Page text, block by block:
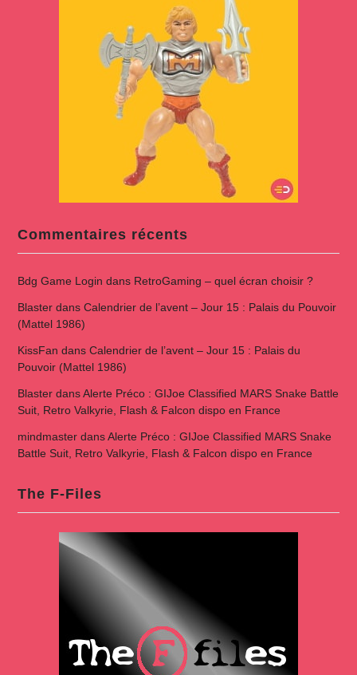
Commentaires récents
Bdg Game Login dans RetroGaming – quel écran choisir ?
Blasterdans Calendrier de l’avent – Jour 15 : Palais du Pouvoir
(Mattel 1986)
KissFan dans Calendrier de l’avent – Jour 15 : Palais du
Pouvoir (Mattel 1986)
BlasterdansAlerte Préco : GIJoe Classified MARS Snake Battle
Suit, Retro Valkyrie, Flash & Falcon dispo en France
mindmasterdansAlerte Préco : GIJoe Classified MARS Snake
Battle Suit, Retro Valkyrie, Flash & Falcon dispo en France
The F-Files